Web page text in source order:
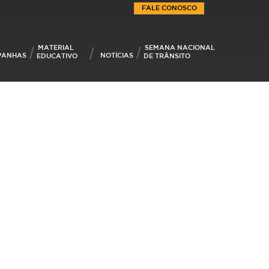
MATERIAL
EDUCATIVO
NOTÍCIAS
SEMANA NACIONAL
DE TRÂNSITO
FALE CONOSCO